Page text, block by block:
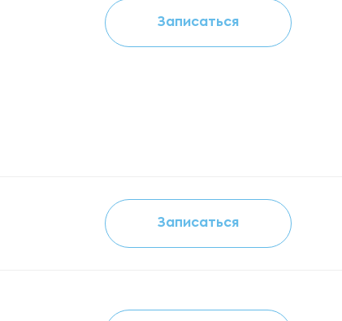
Записаться
Записаться